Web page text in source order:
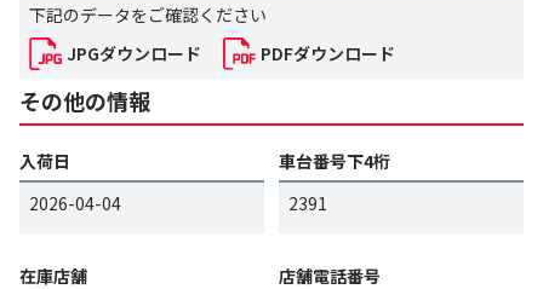
下記のデータをご確認ください
JPGダウンロード
PDFダウンロード
その他の情報
入荷日
2026-04-04
車台番号下4桁
2391
在庫店舗
店舗電話番号